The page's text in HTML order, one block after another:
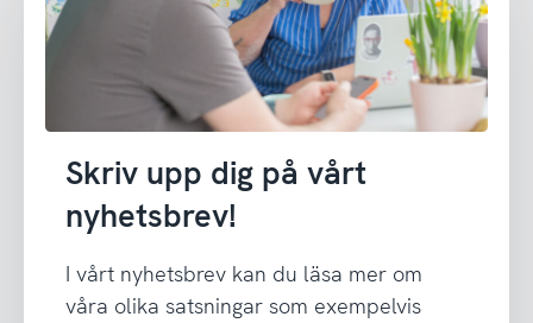
Skriv upp dig på vårt
nyhetsbrev!
I vårt nyhetsbrev kan du läsa mer om
våra olika satsningar som exempelvis